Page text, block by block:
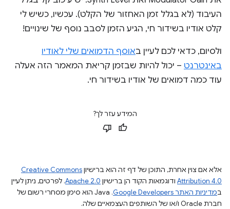
העיבוד (לא בגלל זמן האחזור של הקלט). עכשיו, כשיש לי
קלט אודיו בשידור חי, הגיע הזמן לסבב נוסף של שינויים!
ולסיום, כדאי לכם לעיין באוסף הדמואים שלי לאודיו
באינטרנט – יכול להיות שבזמן קריאת המאמר הזה אעלה
עוד כמה דמואים של אודיו בשידור חי.
המידע עזר לך?
אלא אם צוין אחרת, התוכן של דף זה הוא ברישיוןCreative Commons
Attribution 4.0 ודוגמאות הקוד הן ברישיון Apache 2.0. לפרטים, ניתן לעיין
במדיניות האתר Google Developers‏
.‏ Java הוא סימן מסחרי רשום של
חברת Oracle ו/או של השותפים העצמאיים שלה.